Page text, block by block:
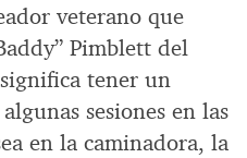
veterano que
Pimblett del
tener un
sesiones en las
en la caminadora, la